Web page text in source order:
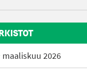
maaliskuu 2026